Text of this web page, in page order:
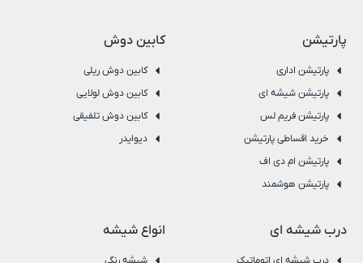
پارتیشن
پارتیشن اداری
پارتیشن شیشه ای
پارتیشن فریم لس
خرید اقساطی پارتیشن
پارتیشن ام دی اف
پارتیشن هوشمند
کابین دوش
کابین دوش ریلی
کابین دوش لولایی
کابین دوش تلفیقی
دیوایدر
درب شیشه ای انواع شیشه